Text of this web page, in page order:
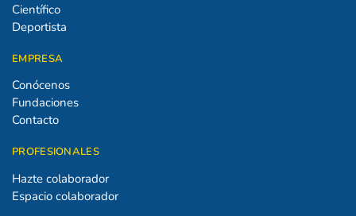
Científico
Deportista
EMPRESA
Conócenos
Fundaciones
Contacto
PROFESIONALES
Hazte colaborador
Espacio colaborador